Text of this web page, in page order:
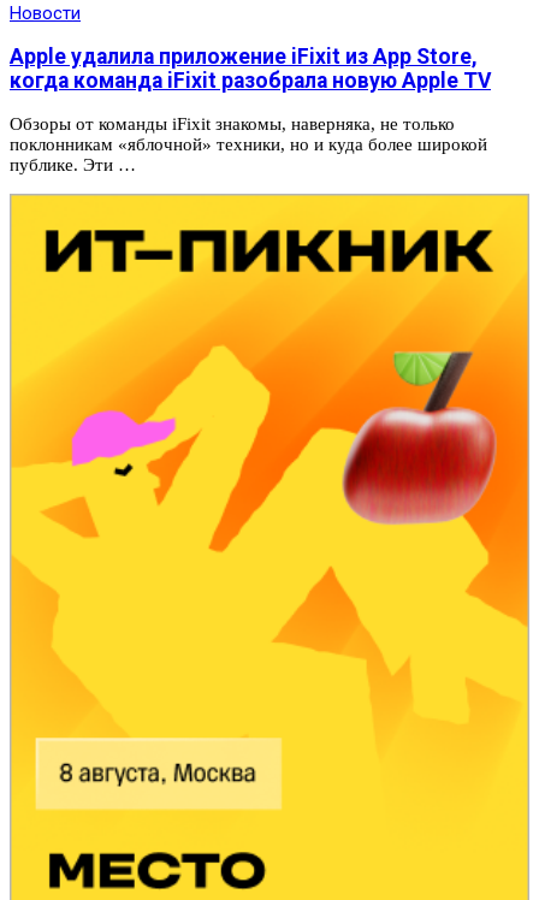
Новости
Apple удалила приложение iFixit из App Store,
когда команда iFixit разобрала новую Apple TV
Обзоры от команды iFixit знакомы, наверняка, не только
поклонникам «яблочной» техники, но и куда более широкой
публике. Эти …